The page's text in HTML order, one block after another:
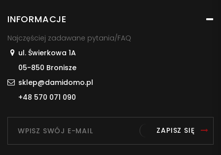
INFORMACJE
Najczęściej zadawane pytania/FAQ
ul. Świerkowa 1A
05-850 Bronisze
sklep@damidomo.pl
+48 570 071 090
ZAPISZ SIĘ